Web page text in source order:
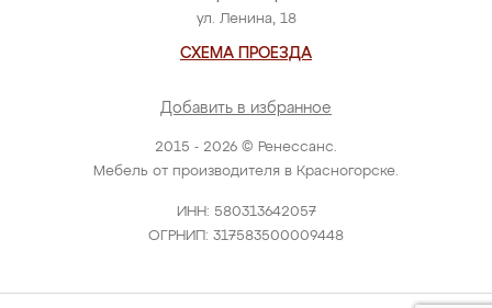
2015 - 2026 © Ренессанс.
Мебель от производителя в Красногорске.
ИНН: 580313642057
ОГРНИП: 317583500009448
ул. Ленина, 18
СХЕМА ПРОЕЗДА
Добавить в избранное